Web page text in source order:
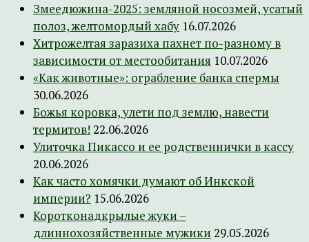
Змеедюжина-2025: земляной носозмей, усатый
полоз, желтомордый хабу 16.07.2026
Хитрожелтая заразиха пахнет по-разному в
зависимости от местообитания 10.07.2026
«Как животные»: ограбление банка спермы
30.06.2026
Божья коровка, улети под землю, навести
термитов! 22.06.2026
Улиточка Пикассо и ее родственнички в кассу
20.06.2026
Как часто хомячки думают об Инкской
империи? 15.06.2026
Коротконадкрылые жуки –
длиннохозяйственные мужики 29.05.2026